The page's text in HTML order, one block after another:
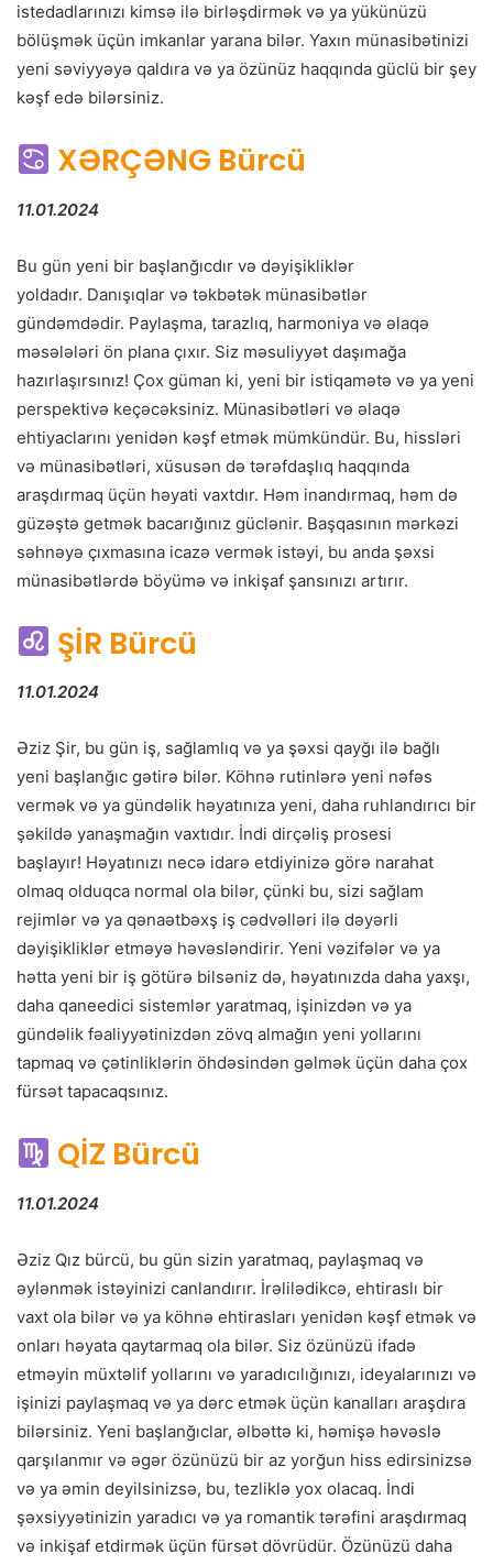
istedadlarınızı kimsə ilə birləşdirmək və ya yükünüzü
bölüşmək üçün imkanlar yarana bilər. Yaxın münasibətinizi
yeni səviyyəyə qaldıra və ya özünüz haqqında güclü bir şey
kəşf edə bilərsiniz.
XƏRÇƏNG Bürcü
11.01.2024
Bu gün yeni bir başlanğıcdır və dəyişikliklər
yoldadır. Danışıqlar və təkbətək münasibətlər
gündəmdədir. Paylaşma, tarazlıq, harmoniya və əlaqə
məsələləri ön plana çıxır. Siz məsuliyyət daşımağa
hazırlaşırsınız! Çox güman ki, yeni bir istiqamətə və ya yeni
perspektivə keçəcəksiniz. Münasibətləri və əlaqə
ehtiyaclarını yenidən kəşf etmək mümkündür. Bu, hissləri
və münasibətləri, xüsusən də tərəfdaşlıq haqqında
araşdırmaq üçün həyati vaxtdır. Həm inandırmaq, həm də
güzəştə getmək bacarığınız güclənir. Başqasının mərkəzi
səhnəyə çıxmasına icazə vermək istəyi, bu anda şəxsi
münasibətlərdə böyümə və inkişaf şansınızı artırır.
ŞİR Bürcü
11.01.2024
Əziz Şir, bu gün iş, sağlamlıq və ya şəxsi qayğı ilə bağlı
yeni başlanğıc gətirə bilər. Köhnə rutinlərə yeni nəfəs
vermək və ya gündəlik həyatınıza yeni, daha ruhlandırıcı bir
şəkildə yanaşmağın vaxtıdır. İndi dirçəliş prosesi
başlayır! Həyatınızı necə idarə etdiyinizə görə narahat
olmaq olduqca normal ola bilər, çünki bu, sizi sağlam
rejimlər və ya qənaətbəxş iş cədvəlləri ilə dəyərli
dəyişikliklər etməyə həvəsləndirir. Yeni vəzifələr və ya
hətta yeni bir iş götürə bilsəniz də, həyatınızda daha yaxşı,
daha qaneedici sistemlər yaratmaq, işinizdən və ya
gündəlik fəaliyyətinizdən zövq almağın yeni yollarını
tapmaq və çətinliklərin öhdəsindən gəlmək üçün daha çox
fürsət tapacaqsınız.
QİZ Bürcü
11.01.2024
Əziz Qız bürcü, bu gün sizin yaratmaq, paylaşmaq və
əylənmək istəyinizi canlandırır. İrəlilədikcə, ehtiraslı bir
vaxt ola bilər və ya köhnə ehtirasları yenidən kəşf etmək və
onları həyata qaytarmaq ola bilər. Siz özünüzü ifadə
etməyin müxtəlif yollarını və yaradıcılığınızı, ideyalarınızı və
işinizi paylaşmaq və ya dərc etmək üçün kanalları araşdıra
bilərsiniz. Yeni başlanğıclar, əlbəttə ki, həmişə həvəslə
qarşılanmır və əgər özünüzü bir az yorğun hiss edirsinizsə
və ya əmin deyilsinizsə, bu, tezliklə yox olacaq. İndi
şəxsiyyətinizin yaradıcı və ya romantik tərəfini araşdırmaq
və inkişaf etdirmək üçün fürsət dövrüdür. Özünüzü daha